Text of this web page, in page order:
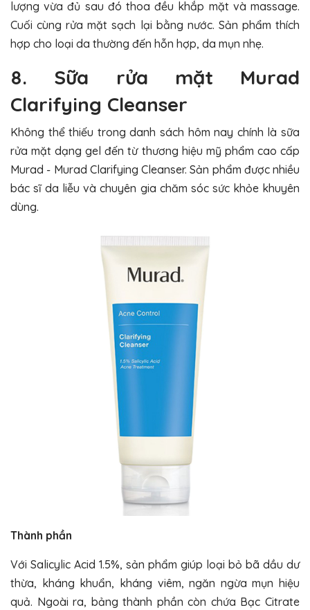
lượng vừa đủ sau đó thoa đều khắp mặt và massage.
Cuối cùng rửa mặt sạch lại bằng nước. Sản phẩm thích
hợp cho loại da thường đến hỗn hợp, da mụn nhẹ.
8. Sữa rửa mặt Murad
Clarifying Cleanser
Không thể thiếu trong danh sách hôm nay chính là sữa
rửa mặt dạng gel đến từ thương hiệu mỹ phẩm cao cấp
Murad - Murad Clarifying Cleanser. Sản phẩm được nhiều
bác sĩ da liễu và chuyên gia chăm sóc sức khỏe khuyên
dùng.
Thành phần
Với Salicylic Acid 1.5%, sản phẩm giúp loại bỏ bã dầu dư
thừa, kháng khuẩn, kháng viêm, ngăn ngừa mụn hiệu
quả. Ngoài ra, bảng thành phần còn chứa Bạc Citrate